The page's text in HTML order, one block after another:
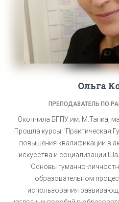
Ольга
ПРЕПОДАВАТЕЛЬ ПО
Окончила БГПУ им. М.Танка,
Прошла курсы: 'Практическая
повышения квалификации в
искусства и социализации
'Основы гуманно-
образовательном
использования